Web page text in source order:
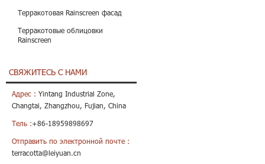
Терракотовая Rainscreen фасад
Терракотовые облицовки
Rainscreen
СВЯЖИТЕСЬ С НАМИ
Адрес : Yintang Industrial Zone,
Changtai, Zhangzhou, Fujian, China
Тель :+86-18959898697
Отправить по электронной почте :
terracotta@leiyuan.cn